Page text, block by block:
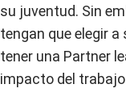
su juventud. Sin
tengan que elegir
tener una Partner
impacto del